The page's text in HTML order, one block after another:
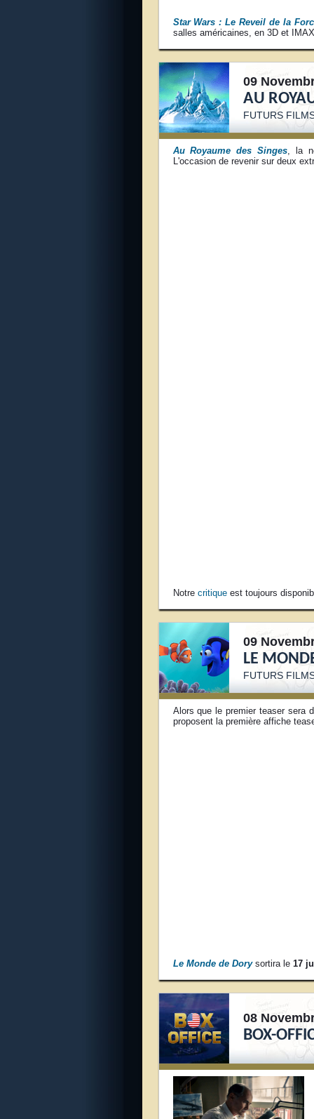
Star Wars : Le Reveil de la
salles américaines, en 3D et
09
AU
FUTURS
Au Royaume des Singes, la
L'occasion de revenir sur deux
Notrecritiqueest toujours
09
LE
FUTURS
Alors que le premier teaser sera
proposent la première affiche
Le Monde de Dorysortira le 17
08
BOX-